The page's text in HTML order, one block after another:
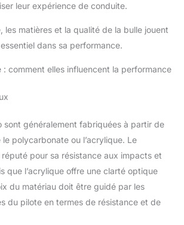
leur expérience de conduite.
les matières et la qualité de la bulle jouent
dans sa performance.
: comment elles influencent la performance
sont généralement fabriquées à partir de
polycarbonate ou l’acrylique. Le
pour sa résistance aux impacts et
que l’acrylique offre une clarté optique
du matériau doit être guidé par les
du pilote en termes de résistance et de